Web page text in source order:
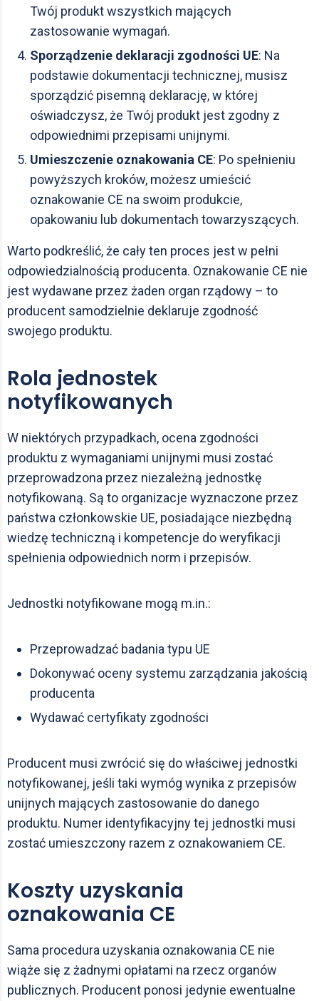
Twój produkt wszystkich mających
zastosowanie wymagań.
Sporządzenie deklaracji zgodności UE: Na
podstawie dokumentacji technicznej, musisz
sporządzić pisemną deklarację, w której
oświadczysz, że Twój produkt jest zgodny z
odpowiednimi przepisami unijnymi.
Umieszczenie oznakowania CE: Po spełnieniu
powyższych kroków, możesz umieścić
oznakowanie CE na swoim produkcie,
opakowaniu lub dokumentach towarzyszących.
Warto podkreślić, że cały ten proces jest w pełni
odpowiedzialnością producenta. Oznakowanie CE nie
jest wydawane przez żaden organ rządowy – to
producent samodzielnie deklaruje zgodność
swojego produktu.
Rola jednostek
notyfikowanych
W niektórych przypadkach, ocena zgodności
produktu z wymaganiami unijnymi musi zostać
przeprowadzona przez niezależną jednostkę
notyfikowaną. Są to organizacje wyznaczone przez
państwa członkowskie UE, posiadające niezbędną
wiedzę techniczną i kompetencje do weryfikacji
spełnienia odpowiednich norm i przepisów.
Jednostki notyfikowane mogą m.in.:
Przeprowadzać badania typu UE
Dokonywać oceny systemu zarządzania jakością
producenta
Wydawać certyfikaty zgodności
Producent musi zwrócić się do właściwej jednostki
notyfikowanej, jeśli taki wymóg wynika z przepisów
unijnych mających zastosowanie do danego
produktu. Numer identyfikacyjny tej jednostki musi
zostać umieszczony razem z oznakowaniem CE.
Koszty uzyskania
oznakowania CE
Sama procedura uzyskania oznakowania CE nie
wiąże się z żadnymi opłatami na rzecz organów
publicznych. Producent ponosi jedynie ewentualne